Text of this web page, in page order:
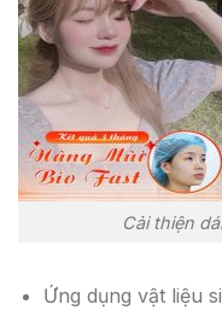
Cải thiện
Ứng dụng vật liệu